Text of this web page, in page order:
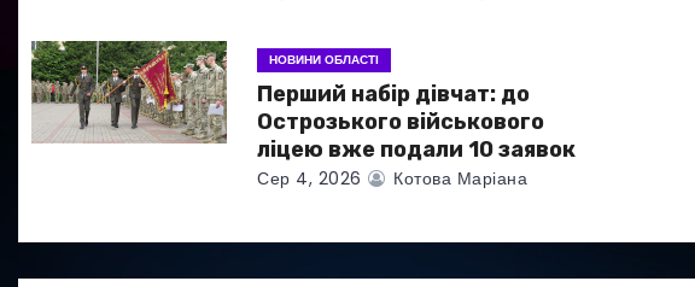
і
в
НОВИНИ ОБЛАСТІ
Перший набір дівчат: до
Острозького військового
ліцею вже подали 10 заявок
Сер 4, 2026 Котова Маріана